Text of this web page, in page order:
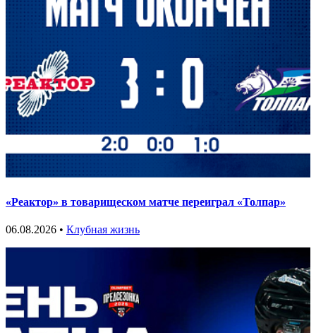
«Реактор» в товарищеском матче переиграл «Толпар»
06.08.2026 • Клубная жизнь